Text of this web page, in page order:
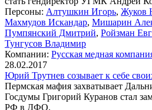
Персоны: Алтушкин Игорь, Жуков
Махмудов Искандар, Мишарин
Пумпянский Дмитрий, Ройзман
Тунгусов Владимир
Компании: Русская медная
28.02.2017
Юрий Трутнев созывает к себе
Пермская мафия захватывает
Госдумы Григорий Куранов стал
РФ в ДФО.